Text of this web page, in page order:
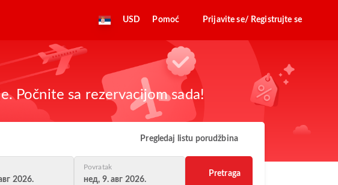
USD Pomoć Prijavite se/ Registrujte se
Počnite sa rezervacijom sada!
Pregledaj listu porudžbina
2026.
Povratak
нед, 9. авг 2026.
Pretraga